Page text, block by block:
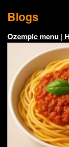
Blogs
Ozempic menu |